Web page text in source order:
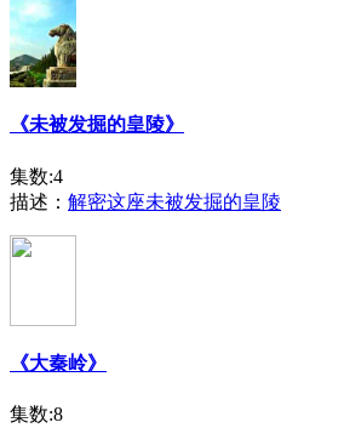
《未被发掘的皇陵》
集数:4
描述： 解密这座未被发掘的皇陵
《大秦岭》
集数:8